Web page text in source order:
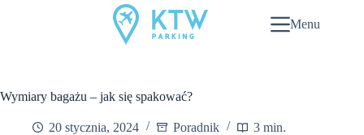
Menu
Wymiary bagażu – jak się spakować?
20 stycznia, 2024 Poradnik 3 min.